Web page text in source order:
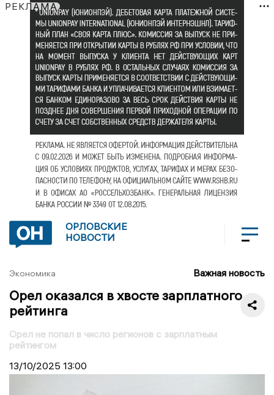
РЕКЛАМА
ОРЛОВСКИЕ
НОВОСТИ
Экономика Важная новость
Орел оказался в хвосте зарплатного
рейтинга
Орел не попал в число регионов с зарплатным
рейтингом
13/10/2025 13:00